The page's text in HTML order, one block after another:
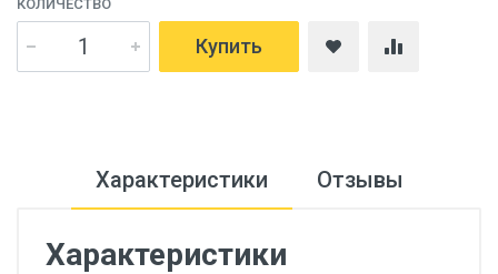
КОЛИЧЕСТВО
Купить
Характеристики Отзывы
Характеристики